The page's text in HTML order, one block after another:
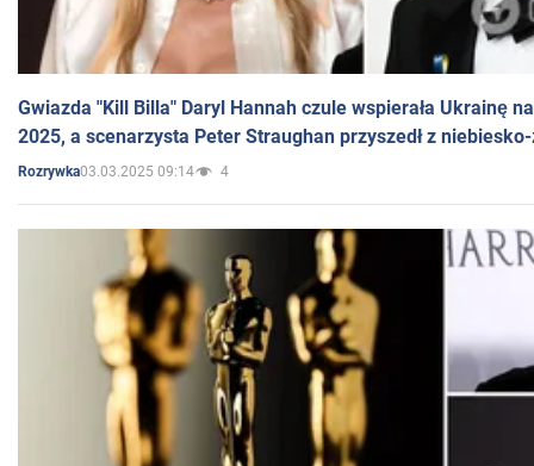
Gwiazda "Kill Billa" Daryl Hannah czule wspierała Ukrainę
2025, a scenarzysta Peter Straughan przyszedł z
Rozrywka03.03.2025 09:14 4